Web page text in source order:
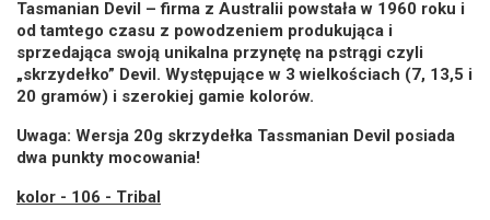
Tasmanian Devil – firma z Australii powstała w 1960 roku i
od tamtego czasu z powodzeniem produkująca i
sprzedająca swoją unikalna przynętę na pstrągi czyli
„skrzydełko” Devil. Występujące w 3 wielkościach (7, 13,5 i
20 gramów) i szerokiej gamie kolorów.
Uwaga: Wersja 20g skrzydełka Tassmanian Devil posiada
dwa punkty mocowania!
kolor - 106 - Tribal